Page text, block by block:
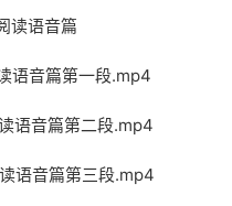
读语音篇
语音篇第一段.mp4
语音篇第二段.mp4
语音篇第三段.mp4